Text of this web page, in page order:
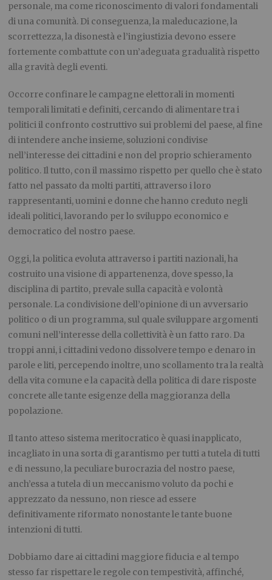
personale, ma come riconoscimento di valori fondamentali
di una comunità. Di conseguenza, la maleducazione, la
scorrettezza, la disonestà e l’ingiustizia devono essere
fortemente combattute con un’adeguata gradualità rispetto
alla gravità degli eventi.
Occorre confinare le campagne elettorali in momenti
temporali limitati e definiti, cercando di alimentare tra i
politici il confronto costruttivo sui problemi del paese, al fine
di intendere anche insieme, soluzioni condivise
nell’interesse dei cittadini e non del proprio schieramento
politico. Il tutto, con il massimo rispetto per quello che è stato
fatto nel passato da molti partiti, attraverso i loro
rappresentanti, uomini e donne che hanno creduto negli
ideali politici, lavorando per lo sviluppo economico e
democratico del nostro paese.
Oggi, la politica evoluta attraverso i partiti nazionali, ha
costruito una visione di appartenenza, dove spesso, la
disciplina di partito, prevale sulla capacità e volontà
personale. La condivisione dell’opinione di un avversario
politico o di un programma, sul quale sviluppare argomenti
comuni nell’interesse della collettività è un fatto raro. Da
troppi anni, i cittadini vedono dissolvere tempo e denaro in
parole e liti, percependo inoltre, uno scollamento tra la realtà
della vita comune e la capacità della politica di dare risposte
concrete alle tante esigenze della maggioranza della
popolazione.
Il tanto atteso sistema meritocratico è quasi inapplicato,
incagliato in una sorta di garantismo per tutti a tutela di tutti
e di nessuno, la peculiare burocrazia del nostro paese,
anch’essa a tutela di un meccanismo voluto da pochi e
apprezzato da nessuno, non riesce ad essere
definitivamente riformato nonostante le tante buone
intenzioni di tutti.
Dobbiamo dare ai cittadini maggiore fiducia e al tempo
stesso far rispettare le regole con tempestività, affinché,